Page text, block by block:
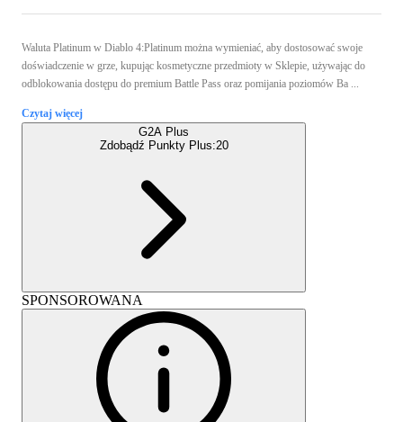
Waluta Platinum w Diablo 4:Platinum można wymieniać, aby dostosować swoje
doświadczenie w grze, kupując kosmetyczne przedmioty w Sklepie, używając do
odblokowania dostępu do premium Battle Pass oraz pomijania poziomów Ba ...
Czytaj więcej
G2A Plus
Zdobądź Punkty Plus:20
SPONSOROWANA